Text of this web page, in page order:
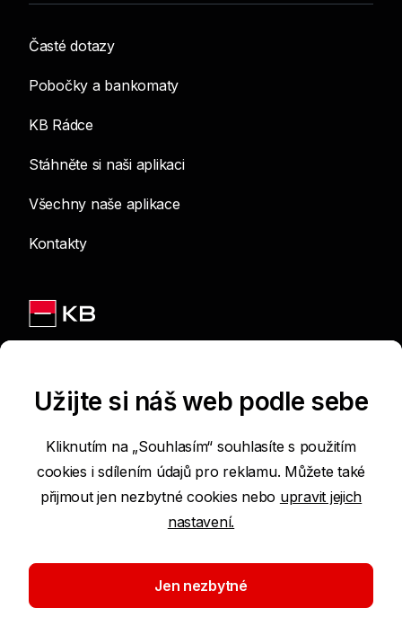
Časté dotazy
Pobočky a bankomaty
KB Rádce
Stáhněte si naši aplikaci
Všechny naše aplikace
Kontakty
Podmínky používání internetových stránek
Prohlášení o přístupnosti
Ochrana osobních údajů
Užijte si náš web podle sebe
Kliknutím na „Souhlasím“ souhlasíte s použitím
cookies i sdílením údajů pro reklamu. Můžete také
přijmout jen nezbytné cookies nebo upravit jejich
nastavení.
Jen nezbytné